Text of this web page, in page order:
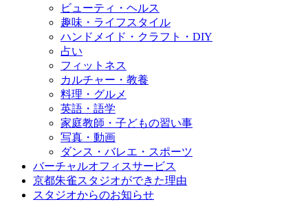
ビューティ・ヘルス
趣味・ライフスタイル
ハンドメイド・クラフト・DIY
占い
フィットネス
カルチャー・教養
料理・グルメ
英語・語学
家庭教師・子どもの習い事
写真・動画
ダンス・バレエ・スポーツ
バーチャルオフィスサービス
京都朱雀スタジオができた理由
スタジオからのお知らせ